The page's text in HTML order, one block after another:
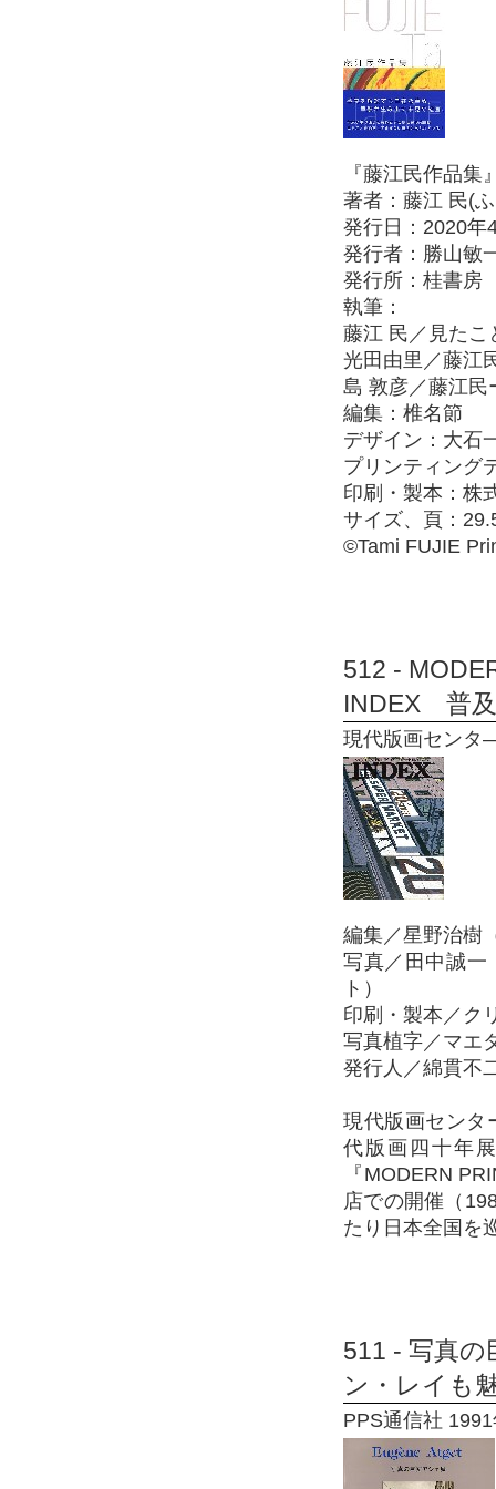
『藤江民作品集
著者：藤江 民(
発行日：2020年
発行者：勝山敏
発行所：桂書房
執筆：
藤江 民／見たこ
光田由里／藤江
島 敦彦／藤江民
編集：椎名節
デザイン：大石
プリンティング
印刷・製本：株
サイズ、頁：
©Tami FUJIE
512 -
INDEX 普
現代版画センタ
編集／星野治樹
写真／田中誠
ト）
印刷・製本／ク
写真植字／マエ
発行人／綿貫不
現代版画センタ
代版画四十年
『MODERN
店での開催（
たり日本全国を
511 - 写真
ン・レイも
PPS通信社